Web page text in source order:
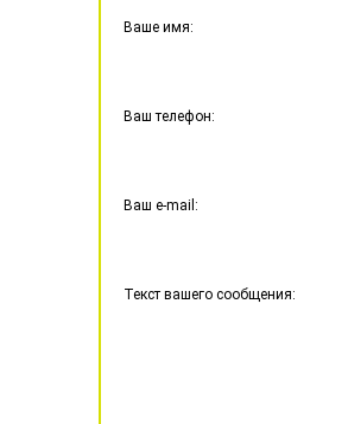
Ваше имя:
Ваш телефон:
Ваш e-mail:
Текст вашего сообщения: